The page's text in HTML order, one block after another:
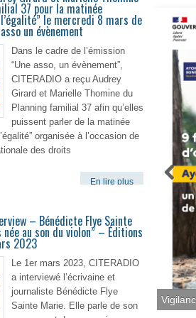
37 pour la matinée
l’égalité” le mercredi 8 mars de
un évènement
Dans le cadre de l’émission
“Une asso, un évènement”,
CITERADIO a reçu Audrey
Girard et Marielle Thomine du
Planning familial 37 afin qu’elles
puissent parler de la matinée
organisée à l’occasion de
des droits
En lire plus
– Bénédicte Flye Sainte
au son du violon” – Éditions
2023
Le 1er mars 2023, CITERADIO
a interviewé l’écrivaine et
journaliste Bénédicte Flye
Sainte Marie. Elle parle de son